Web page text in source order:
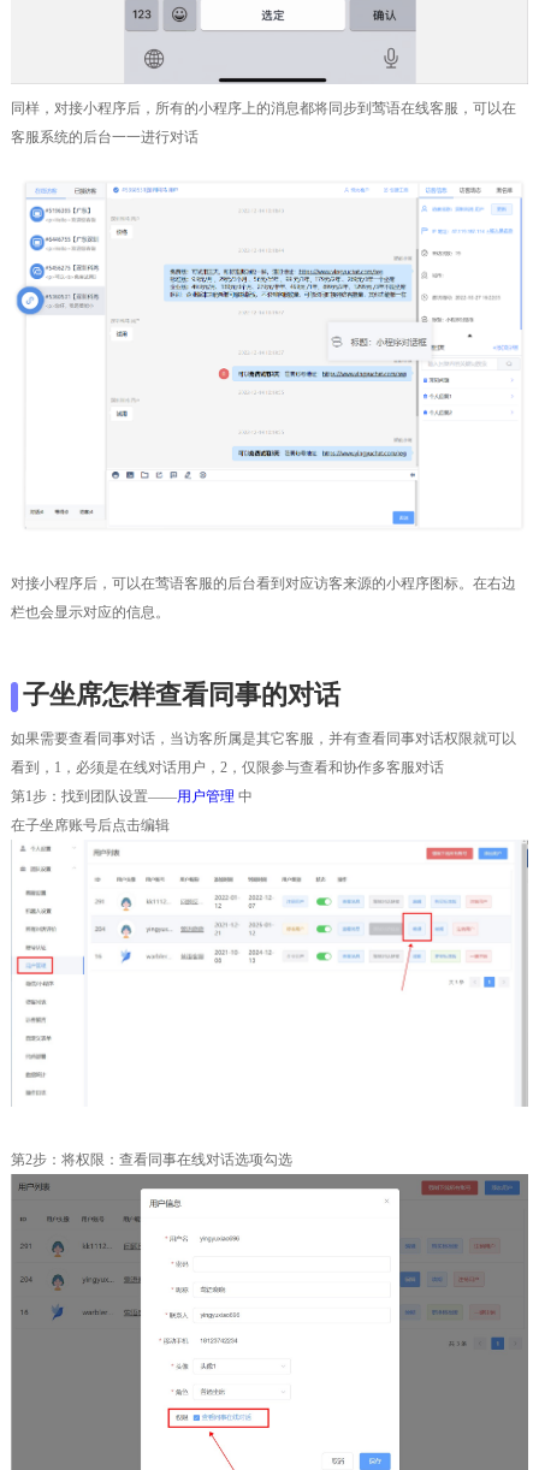
同样，对接小程序后，所有的小程序上的消息都将同步到莺语在线客服，可以在
客服系统的后台一一进行对话
对接小程序后，可以在莺语客服的后台看到对应访客来源的小程序图标。在右边
栏也会显示对应的信息。
子坐席怎样查看同事的对话
如果需要查看同事对话，当访客所属是其它客服，并有查看同事对话权限就可以
看到，1，必须是在线对话用户，2，仅限参与查看和协作多客服对话
第1步：找到团队设置——用户管理 中
在子坐席账号后点击编辑
第2步：将权限：查看同事在线对话选项勾选